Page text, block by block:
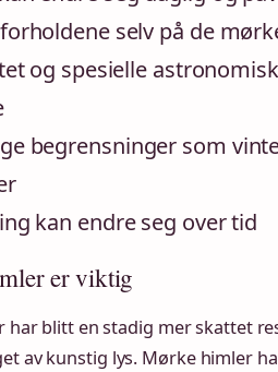
selv på de
og spesielle
begrensninger som
kan endre seg over tid
er viktig
blitt en stadig mer skattet
av kunstig lys. Mørke himler